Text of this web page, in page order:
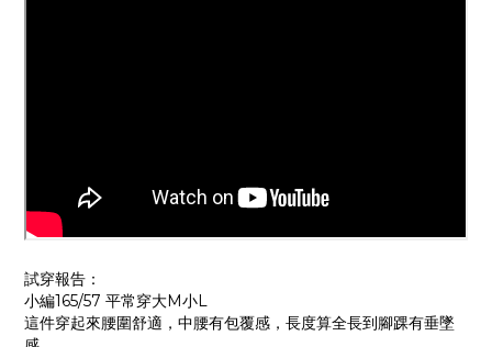
試穿報告：
小編165/57 平常穿大M小L
這件穿起來腰圍舒適，中腰有包覆感，長度算全長到腳踝有垂墜